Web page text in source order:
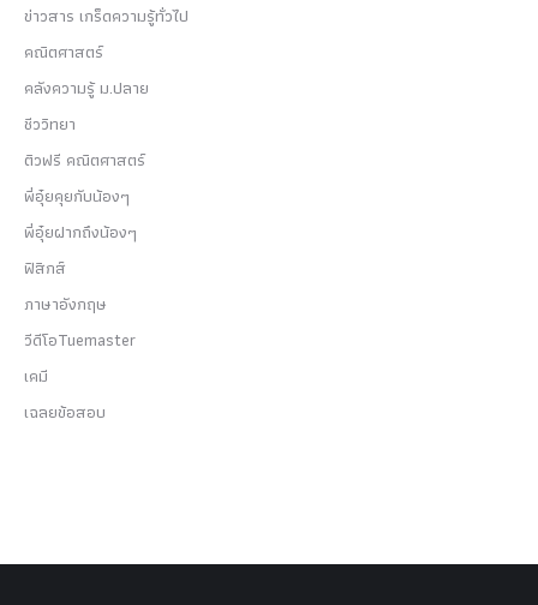
ข่าวสาร เกร็ดความรู้ทั่วไป
คณิตศาสตร์
คลังความรู้ ม.ปลาย
ชีววิทยา
ติวฟรี คณิตศาสตร์
พี่อุ๋ยคุยกับน้องๆ
พี่อุ๋ยฝากถึงน้องๆ
ฟิสิกส์
ภาษาอังกฤษ
วีดีโอTuemaster
เคมี
เฉลยข้อสอบ